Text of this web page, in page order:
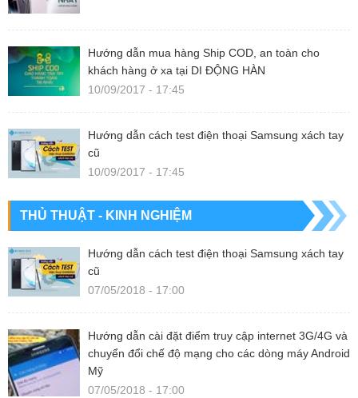
Hướng dẫn mua hàng Ship COD, an toàn cho
khách hàng ở xa tại DI ĐỘNG HÀN
10/09/2017 - 17:45
Hướng dẫn cách test điện thoại Samsung xách tay
cũ
10/09/2017 - 17:45
THỦ THUẬT - KINH NGHIỆM
Hướng dẫn cách test điện thoại Samsung xách tay
cũ
07/05/2018 - 17:00
Hướng dẫn cài đặt điểm truy cập internet 3G/4G và
chuyển đổi chế độ mạng cho các dòng máy Android
Mỹ
07/05/2018 - 17:00